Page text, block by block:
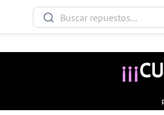
¡¡¡